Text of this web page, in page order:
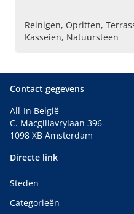
Reinigen, Opritten,
Kasseien, Natuursteen
Contact gegevens
All-In België
C. Macgillavrylaan 396
1098 XB Amsterdam
Directe link
Steden
Categorieën